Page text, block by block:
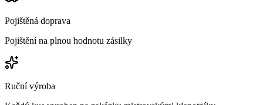
Pojištěná doprava
Pojištění na plnou hodnotu zásilky
Ruční výroba